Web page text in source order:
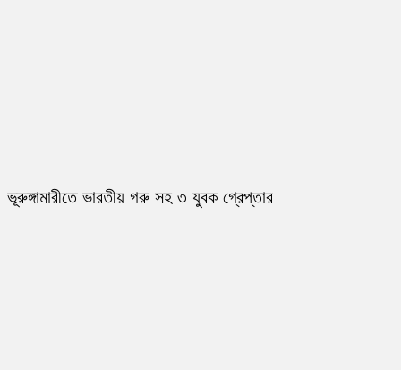
ভূরুঙ্গামারীতে ভারতীয় গরু সহ ৩ যুবক গ্রেপ্তার